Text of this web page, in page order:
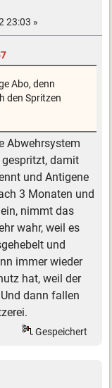
23:03 »
Abo, denn
den Spritzen
Abwehrsystem
gespritzt, damit
und Antigene
3 Monaten und
nimmt das
wahr, weil es
und
immer wieder
hat, weil der
dann fallen
Gespeichert